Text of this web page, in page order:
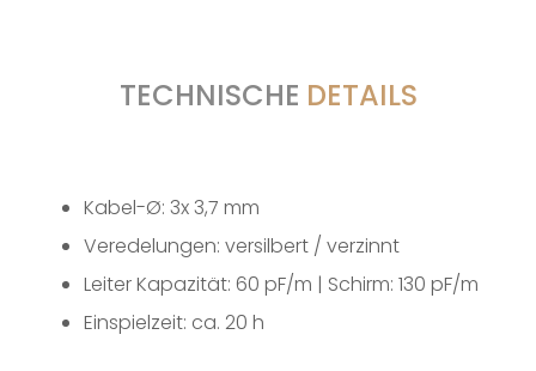
TECHNISCHE DETAILS
Kabel-Ø: 3x 3,7 mm
Veredelungen: versilbert / verzinnt
Leiter Kapazität: 60 pF/m | Schirm: 130 pF/m
Einspielzeit: ca. 20 h